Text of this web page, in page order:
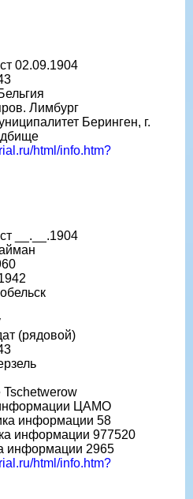
02.09.1904
Лимбург
Беринген, г.
html/info.htm?
__.__.1904
(рядовой)
информации ЦАМО
информации 58
информации 977520
информации 2965
html/info.htm?